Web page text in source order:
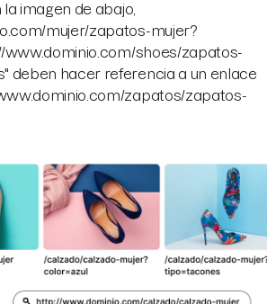
imagen de abajo,
mujer/zapatos-mujer?
www.dominio.com/shoes/zapatos-
deben hacer referencia a un enlace
zapatos/zapatos-